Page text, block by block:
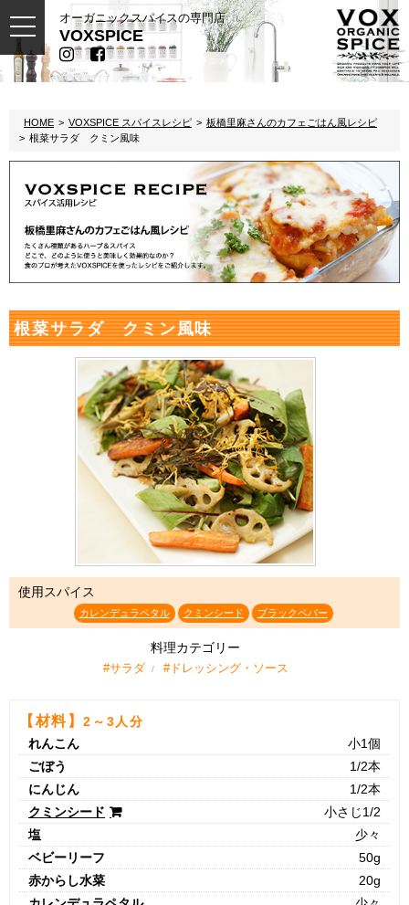
オーガニックスパイスの専門店
VOXSPICE
toggle
navigation
HOME VOXSPICE スパイスレシピ
板橋里麻さんのカフェごはん風レシピ
根菜サラダ クミン風味
根菜サラダ クミン風味
使用スパイス
カレンデュラペタル クミンシード ブラックペパー
料理カテゴリー
#サラダ #ドレッシング・ソース
【材料】2～3人分
れんこん
小1個
ごぼう
1/2本
にんじん
1/2本
クミンシード
小さじ1/2
塩
少々
ベビーリーフ
50g
赤からし水菜
20g